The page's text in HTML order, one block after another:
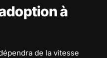
à
de la vitesse